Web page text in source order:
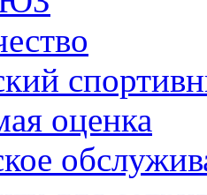
оценка